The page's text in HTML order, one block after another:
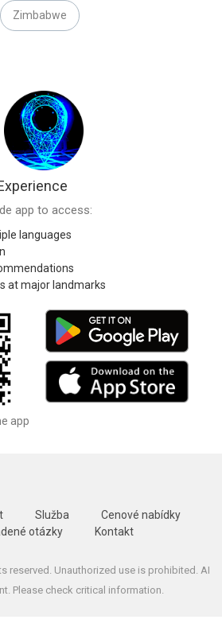
Zimbabwe
app to access:
languages
at major landmarks
app
Služba
Cenové nabídky
otázky
Kontakt
reserved. Unauthorized use is prohibited. AI
Please check critical information.